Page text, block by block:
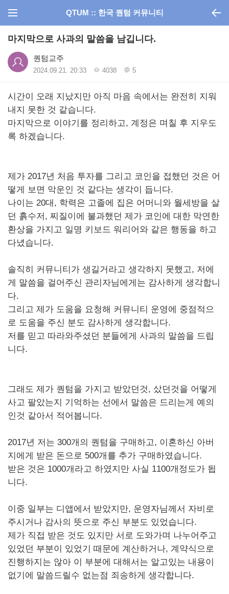
QTUM :: 한국 퀀텀 커뮤니티
마지막으로 사과의 말씀을 남깁니다.
퀀텀교주
2024.09.21. 20:33 4038 5
시간이 오래 지났지만 아직 마음 속에서는 완전히 지워
내지 못한 것 같습니다.
마지막으로 이야기를 정리하고, 계정은 며칠 후 지우도
록 하겠습니다.
제가 2017년 처음 투자를 그리고 코인을 접했던 것은 어
떻게 보면 악운인 것 같다는 생각이 듭니다.
나이는 20대, 학력은 고졸에 집은 어머니와 월세방을 살
던 흙수저, 찌질이에 불과했던 제가 코인에 대한 막연한
환상을 가지고 일명 키보드 워리어와 같은 행동을 하고
다녔습니다.
솔직히 커뮤니티가 생길거라고 생각하지 못했고, 저에
게 말씀을 걸어주신 관리자님에게는 감사하게 생각합니
다.
그리고 제가 도움을 요청해 커뮤니티 운영에 중점적으
로 도움을 주신 분도 감사하게 생각합니다.
저를 믿고 따라와주셨던 분들에게 사과의 말씀을 드립
니다.
그래도 제가 퀀텀을 가지고 받았던것, 샀던것을 어떻게
사고 팔았는지 기억하는 선에서 말씀은 드리는게 예의
인것 같아서 적어봅니다.
2017년 저는 300개의 퀀텀을 구매하고, 이혼하신 아버
지에게 받은 돈으로 500개를 추가 구매하였습니다.
받은 것은 1000개라고 하였지만 사실 1100개정도가 됩
니다.
이중 일부는 디앱에서 받았지만, 운영자님께서 자비로
주시거나 감사의 뜻으로 주신 부분도 있었습니다.
제가 직접 받은 것도 있지만 서로 도와가며 나누어주고
있었던 부분이 있었기 때문에 계산하거나, 계약식으로
진행하지는 않아 이 부분에 대해서는 알고있는 내용이
없기에 말씀드릴수 없는점 죄송하게 생각합니다.